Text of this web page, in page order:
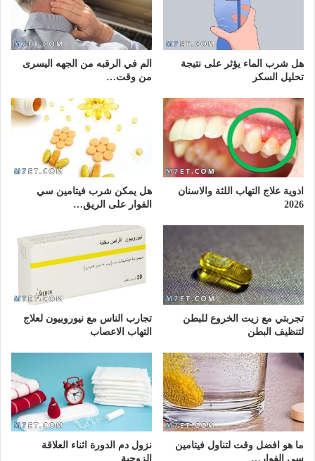
هل شرب الماء يؤثر على نتيجة
تحليل السكر
الم في الرقبه من الجهه اليسرى
من وقت…
ادوية علاج التهاب اللثة والاسنان
2026
هل يمكن شرب فيتامين سي
الفوار على الريق…
تجربتي مع زيت الخروع للبطن
لتنظيف البطن
تجارب الناس مع نيوروبيون لعلاج
التهاب الاعصاب
ما هو افضل وقت لتناول فيتامين
سي الفوار…
نزول دم الدورة اثناء العلاقة
الزوجية